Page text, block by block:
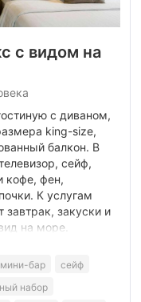
с видом на
с диваном,
king-size,
балкон. В
сейф,
кофе, фен,
К услугам
завтрак, закуски и
на море.
мини-бар
сейф
набор